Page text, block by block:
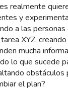
realmente
y
a las
XYZ,
mucha
lo que sucede
obstáculos
el plan?